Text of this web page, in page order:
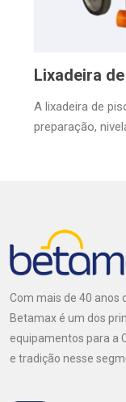
Lixadeira
A lixadeira de
preparação,
Com mais de 40 anos
Betamax é um dos
equipamentos para a
e tradição nesse